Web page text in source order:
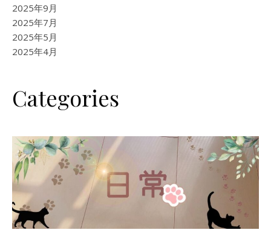
2025年9月
2025年7月
2025年5月
2025年4月
Categories